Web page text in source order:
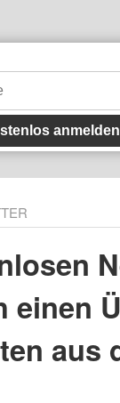
anmelden
einen
aus